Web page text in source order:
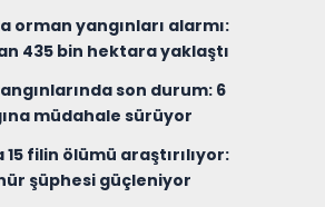
orman yangınları alarmı:
435 bin hektara yaklaştı
son durum: 6
müdahale sürüyor
15 filin ölümü araştırılıyor:
şüphesi güçleniyor